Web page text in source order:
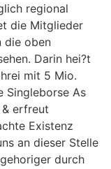
regional
die Mitglieder
die oben
Darin hei?t
mit 5 Mio.
Singleborse As
erfreut
Existenz
an dieser Stelle
durch